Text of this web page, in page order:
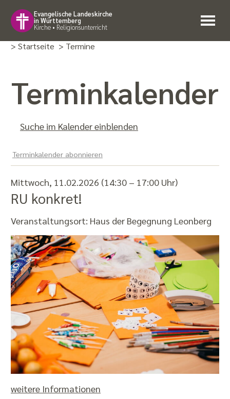
Evangelische Landeskirche
in Württemberg
Kirche • Religionsunterricht
> Startseite > Termine
Termin­kalender
Suche im Kalender einblenden
Terminkalender abonnieren
Mittwoch, 11.02.2026 (14:30 – 17:00 Uhr)
RU konkret!
Veranstaltungsort: Haus der Begegnung Leonberg
weitere Informationen